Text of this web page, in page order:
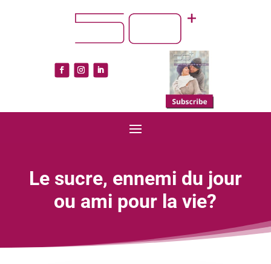
Le sucre, ennemi du jour
ou ami pour la vie?